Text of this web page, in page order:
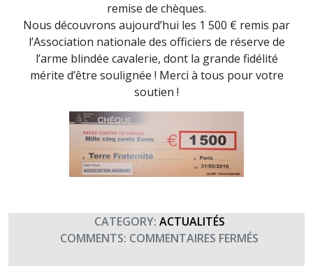
remise de chèques.
Nous découvrons aujourd’hui les 1 500 € remis par
l’Association nationale des officiers de réserve de
l’arme blindée cavalerie, dont la grande fidélité
mérite d’être soulignée ! Merci à tous pour votre
soutien !
CATEGORY: ACTUALITÉS
COMMENTS: COMMENTAIRES FERMÉS